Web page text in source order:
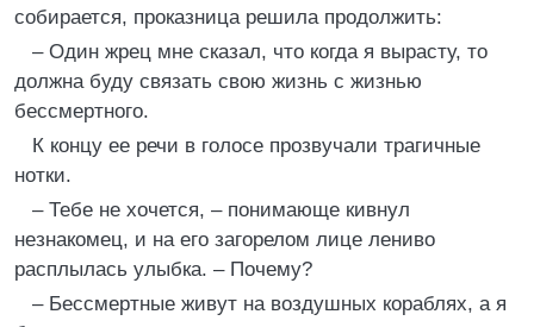
собирается, проказница решила продолжить:
– Один жрец мне сказал, что когда я вырасту, то
должна буду связать свою жизнь с жизнью
бессмертного.
К концу ее речи в голосе прозвучали трагичные
нотки.
– Тебе не хочется, – понимающе кивнул
незнакомец, и на его загорелом лице лениво
расплылась улыбка. – Почему?
– Бессмертные живут на воздушных кораблях, а я